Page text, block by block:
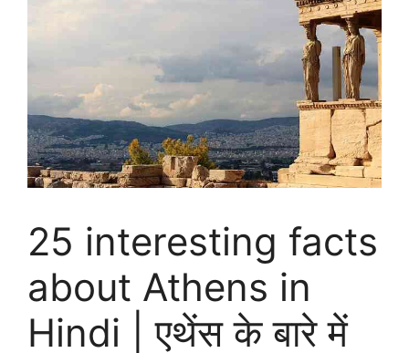
25 interesting facts
about Athens in
Hindi | एथेंस के बारे में